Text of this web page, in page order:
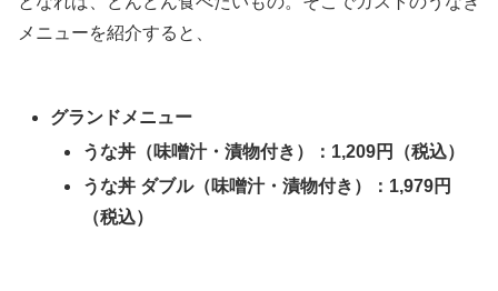
メニューを紹介すると、
グランドメニュー
うな丼（味噌汁・漬物付き）：1,209円（税込）
うな丼 ダブル（味噌汁・漬物付き）：1,979円
（税込）